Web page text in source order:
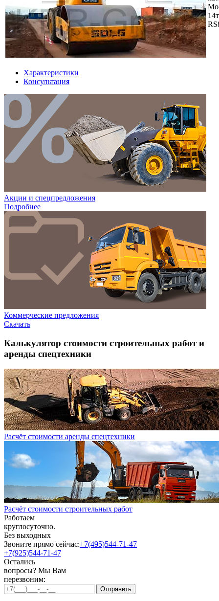
Характеристики
Консультация
Акции и спецпредложения
Подробнее
Коммерческие предложения
Скачать
Калькулятор стоимости строительных работ и
аренды спецтехники
Расчёт стоимости аренды спецтехники
Расчёт стоимости строительных работ
Работаем
круглосуточно.
Без выходных
Звоните прямо сейчас:+7(495)544-71-47
+7(925)544-71-47
Остались
вопросы? Мы Вам
перезвоним: